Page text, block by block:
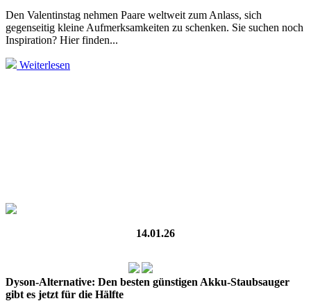
Den Valentinstag nehmen Paare weltweit zum Anlass, sich
gegenseitig kleine Aufmerksamkeiten zu schenken. Sie suchen noch
Inspiration? Hier finden...
Weiterlesen
14.01.26
Dyson-Alternative: Den besten günstigen Akku-Staubsauger
gibt es jetzt für die Hälfte